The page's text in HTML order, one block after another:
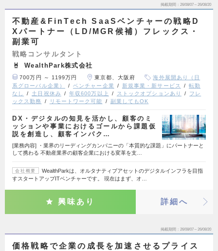
掲載期間 26/08/07～26/08/20
不動産&FinTech SaaSベンチャーの戦略D
Xパートナー（LD/MGR候補）フレックス・
副業可
戦略コンサルタント
WealthPark株式会社
700万円 ～ 1199万円 東京都、大阪府
海外展開あり（日
系グローバル企業）
ベンチャー企業 新規事業・新サービス
転勤
なし
土日祝休み 年収600万以上 ストックオプションあり
フレ
ックス勤務
リモートワーク可能 副業してもOK
DX・デジタルの知見を活かし、顧客のミ
ッションや事業におけるゴールから課題仮
説を創造し、顧客インパク…
[業務内容] ・業界のリーディングカンパニーの「本質的な課題」にパートナーと
して携わる 不動産業界の顧客企業における変革を支…
会社概要
WealthParkは、オルタナティブアセットのデジタルインフラを目指
すスタートアップITベンチャーです。 現在はまず、オ…
興味あり 詳細へ
掲載期間 26/08/07～26/08/20
価格戦略で企業の成長を加速させるプライス